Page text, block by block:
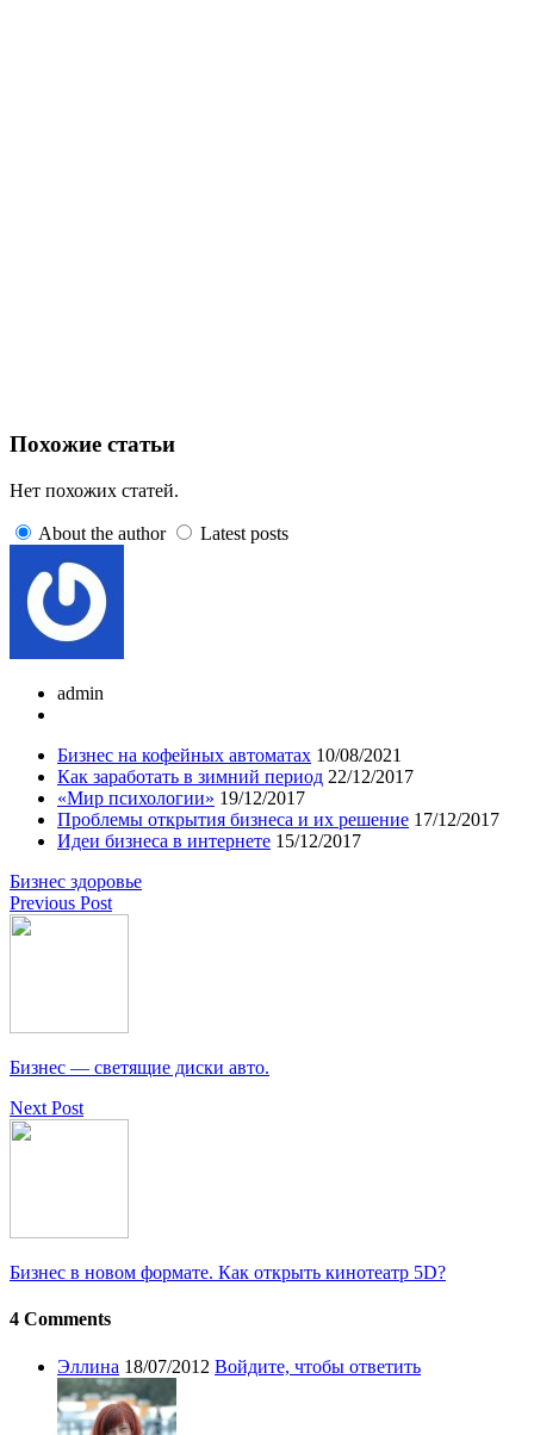
Похожие статьи
Нет похожих статей.
About the author Latest posts
admin
Бизнес на кофейных автоматах 10/08/2021
Как заработать в зимний период 22/12/2017
«Мир психологии» 19/12/2017
Проблемы открытия бизнеса и их решение 17/12/2017
Идеи бизнеса в интернете 15/12/2017
Бизнес здоровье
Previous Post
Бизнес — светящие диски авто.
Next Post
Бизнес в новом формате. Как открыть кинотеатр 5D?
4 Comments
Эллина 18/07/2012 Войдите, чтобы ответить